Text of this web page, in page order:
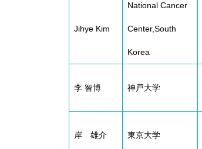
Jihye Kim
National Cancer
Center,South
Korea
李 智博 神戸大学
岸 雄介 東京大学